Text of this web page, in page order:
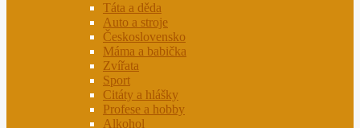
Táta a děda
Auto a stroje
Československo
Máma a babička
Zvířata
Sport
Citáty a hlášky
Profese a hobby
Alkohol